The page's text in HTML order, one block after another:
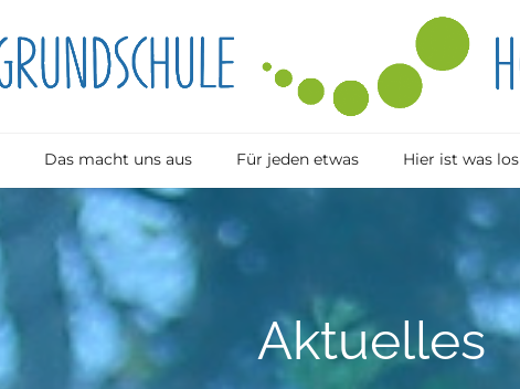
Das macht uns aus Für jeden etwas Hier ist was los
Aktuelles